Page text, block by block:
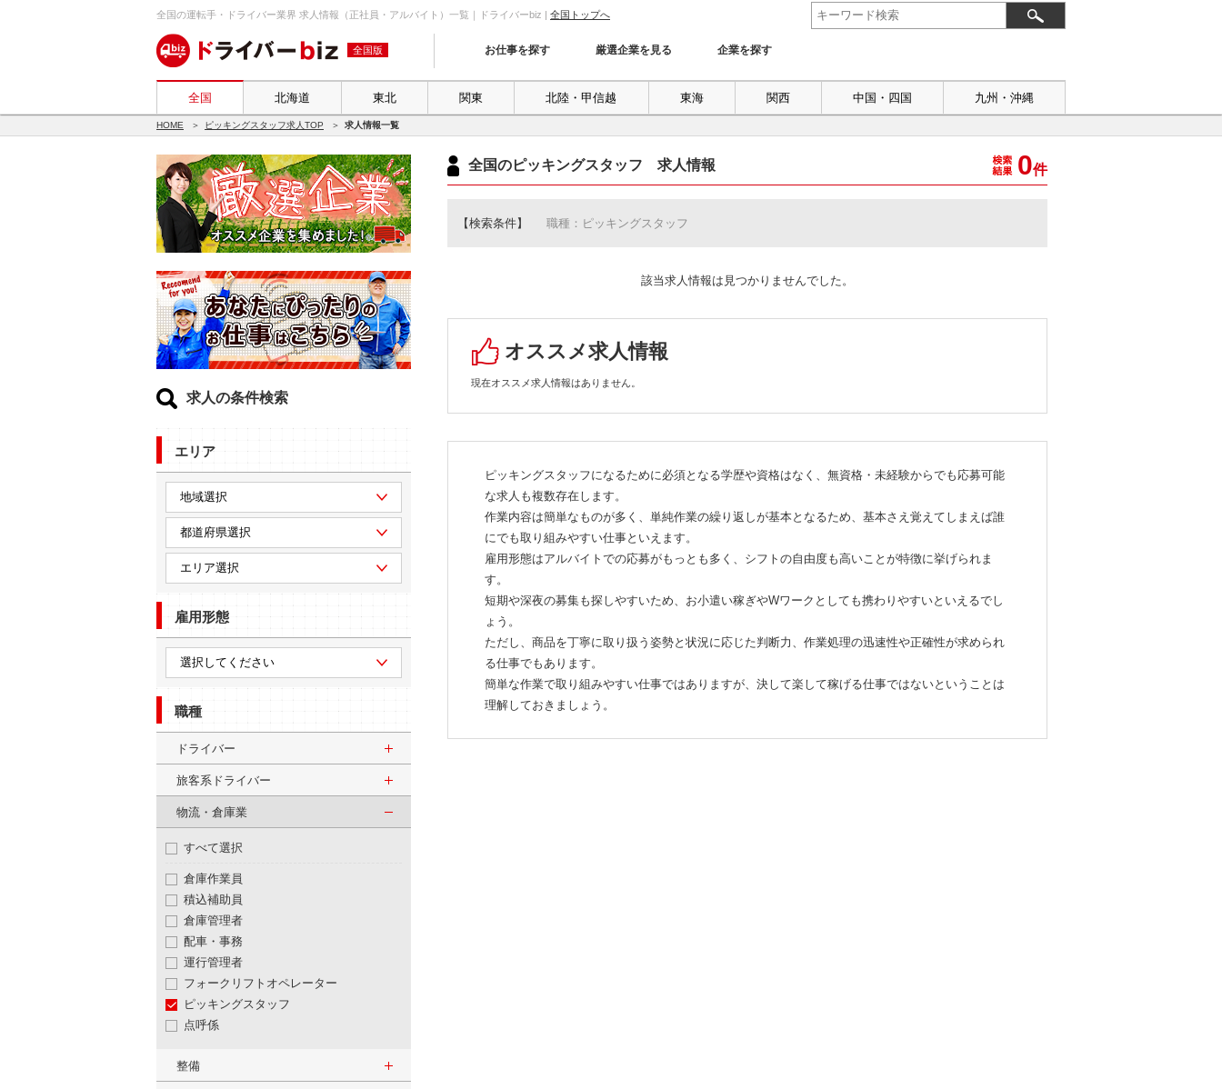
全国の運転手・ドライバー業界 求人情報（正社員・アルバイト）一覧｜ドライバーbiz | 全国トップへ
全国版 お仕事を探す 厳選企業を見る 企業を探す
全国 北海道 東北 関東 北陸・甲信越 東海 関西 中国・四国 九州・沖縄
HOME ピッキングスタッフ求人TOP 求人情報一覧
求人の条件検索
エリア
雇用形態
職種
ドライバー
旅客系ドライバー
物流・倉庫業
すべて選択
倉庫作業員
積込補助員
倉庫管理者
配車・事務
運行管理者
フォークリフトオペレーター
ピッキングスタッフ
点呼係
整備
全国のピッキングスタッフ 求人情報 0件
【検索条件】 職種：ピッキングスタッフ
該当求人情報は見つかりませんでした。
オススメ求人情報
現在オススメ求人情報はありません。
ピッキングスタッフになるために必須となる学歴や資格はなく、無資格・未経験からでも応募可能
な求人も複数存在します。
作業内容は簡単なものが多く、単純作業の繰り返しが基本となるため、基本さえ覚えてしまえば誰
にでも取り組みやすい仕事といえます。
雇用形態はアルバイトでの応募がもっとも多く、シフトの自由度も高いことが特徴に挙げられま
す。
短期や深夜の募集も探しやすいため、お小遣い稼ぎやWワークとしても携わりやすいといえるでし
ょう。
ただし、商品を丁寧に取り扱う姿勢と状況に応じた判断力、作業処理の迅速性や正確性が求められ
る仕事でもあります。
簡単な作業で取り組みやすい仕事ではありますが、決して楽して稼げる仕事ではないということは
理解しておきましょう。